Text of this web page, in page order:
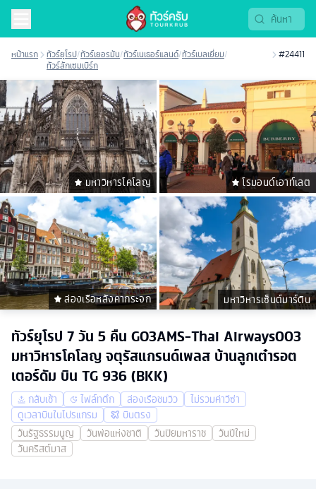
หน้าแรก ทัวร์ยุโรป/ทัวร์เยอรมัน/ทัวร์เนเธอร์แลนด์/ทัวร์เบลเยี่ยม/
ทัวร์ลักเซมเบิร์ก
#24411
มหาวิหารโคโลญ โรมอนด์เอาท์เลต
ล่องเรือหลังคากระจก มหาวิหารเซ็นต์มาร์ติน
ทัวร์ยุโรป 7 วัน 5 คืน GO3AMS-Thai Airways003
มหาวิหารโคโลญ จตุรัสแกรนด์เพลส บ้านลูกเต๋ารอต
เตอร์ดัม บิน TG 936 (BKK)
กลับเช้า ไฟล์ทดึก ล่องเรือชมวิว
ไม่รวมค่าวีซ่า
ดูเวลาบินในโปรแกรม
บินตรง
วันรัฐธรรมนูญ
วันพ่อแห่งชาติ วันปิยมหาราช
วันปีใหม่
วันคริสต์มาส